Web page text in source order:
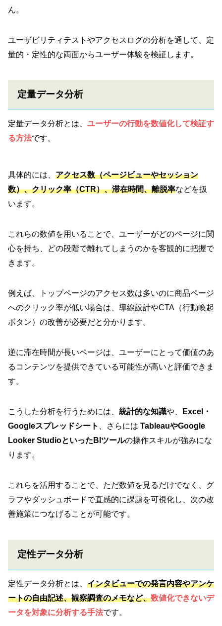
ん。
ユーザビリティテストやアクセスログの分析を通して、定
量的・定性的な両面からユーザー体験を検証します。
定量データ分析
定量データ分析とは、 ユーザーの行動を数値化して検証す
る方法です。
具体的には、 アクセス数（ページビューやセッション
数）、クリック率（CTR）、滞在時間、離脱率などを扱
います。
これらの数値を用いることで、ユーザーがどのページに関
心を持ち、どの段階で離れてしまうのかを客観的に把握で
きます。
例えば、トップページのアクセス数は多いのに商品ページ
へのクリック率が低い場合は、導線設計やCTA（行動喚起
ボタン）の改善が必要だと分かります。
逆に滞在時間が長いページは、ユーザーにとって価値のあ
るコンテンツを提供できている可能性が高いと評価できま
す。
こうした分析を行うためには、 統計的な知識や、
Excel・
Googleスプレッドシート
、さらには TableauやGoogle
Looker StudioといったBIツールの操作スキルが強みにな
ります。
これらを活用することで、ただ数値を見るだけでなく、グ
ラフやダッシュボードで直感的に課題を可視化し、次の改
善施策につなげることが可能です。
定性データ分析
定性データ分析とは、 インタビューでの発言内容やアンケ
ートの自由記述、観察調査のメモなど、数値化できないデ
ータを対象に分析する手法です。